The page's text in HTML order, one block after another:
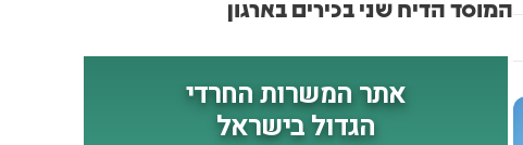
המוסד הדיח שני בכירים בארגון